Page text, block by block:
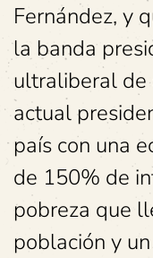
Fernández, y
la banda
ultraliberal de
actual
país con una
de 150% de
pobreza que
población y